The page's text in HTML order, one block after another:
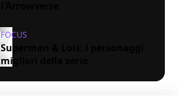
FOCUS
Superman & Lois: i personaggi
migliori della serie